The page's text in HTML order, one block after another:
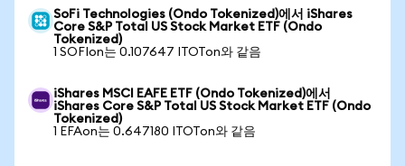
SoFi Technologies (Ondo Tokenized)에서 iShares
Core S&P Total US Stock Market ETF (Ondo
Tokenized)
1 SOFIon는 0.107647 ITOTon와 같음
iShares MSCI EAFE ETF (Ondo Tokenized)에서
iShares Core S&P Total US Stock Market ETF (Ondo
Tokenized)
1 EFAon는 0.647180 ITOTon와 같음